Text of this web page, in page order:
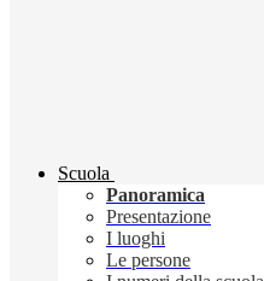
Scuola
Panoramica
Presentazione
I luoghi
Le persone